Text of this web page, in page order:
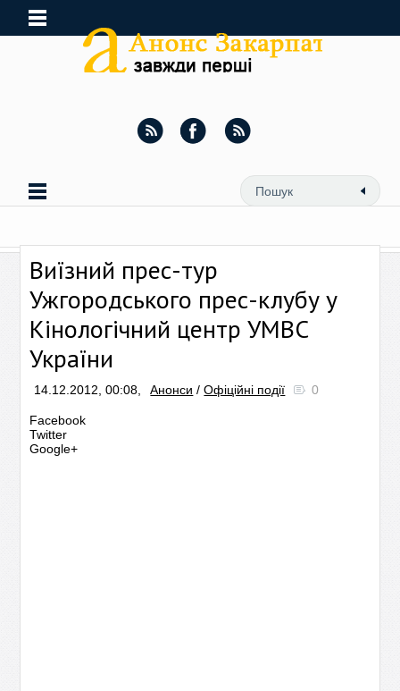
Виїзний прес-тур
Ужгородського прес-клубу у
Кінологічний центр УМВС
України
14.12.2012, 00:08, Анонси /Офіційні події 0
Facebook
Twitter
Google+